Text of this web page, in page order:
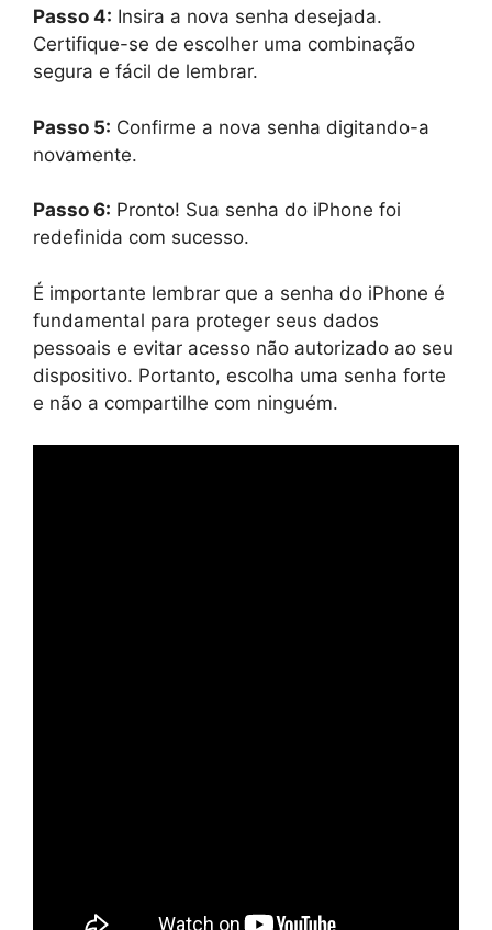
Passo 4: Insira a nova senha desejada.
Certifique-se de escolher uma combinação
segura e fácil de lembrar.
Passo 5: Confirme a nova senha digitando-a
novamente.
Passo 6: Pronto! Sua senha do iPhone foi
redefinida com sucesso.
É importante lembrar que a senha do iPhone é
fundamental para proteger seus dados
pessoais e evitar acesso não autorizado ao seu
dispositivo. Portanto, escolha uma senha forte
e não a compartilhe com ninguém.